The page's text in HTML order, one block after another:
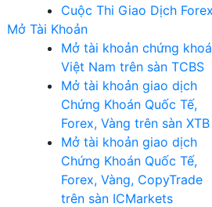
Cuộc Thi Giao Dịch Forex
Mở Tài Khoản
Mở tài khoản chứng
Việt Nam trên sàn TCBS
Mở tài khoản giao dịch
Chứng Khoán Quốc Tế,
Forex, Vàng trên sàn XTB
Mở tài khoản giao dịch
Chứng Khoán Quốc Tế,
Forex, Vàng, CopyTrade
trên sàn ICMarkets